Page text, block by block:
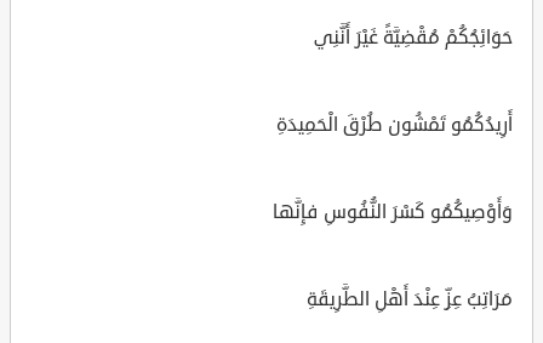
حَوَائِجُكُمْ مُقْضِيَّةً غَيْرَ أَنَّنِي
أَرِيدُكُمُو تَمْشُون طُرْقَ الْحَمِيدَةِ
وَأَوْصِيكُمُو كَسْرَ النُّفُوسِ فإِنَّها
مَرَاتِبُ عِزِّ عِنْدَ أَهْلِ الطَّرِيقَةِ